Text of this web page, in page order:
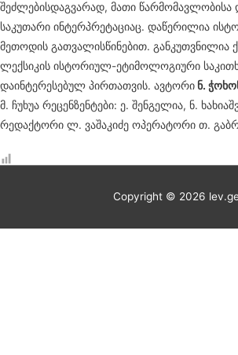
შეძლებისდაგვარად, მათი
საკუთარი ინტერპრეტაციაც. დაწერილია
მეთოდის გათვალისწინებით. განკუთვნილია
ლექსიკის ისტორიულ-ეტიმოლოგიური
დაინტერესებულ პირთათვის. ავტორი ნ.
მ. ჩუხუა რეცენზენტები: ე. შენგელია, ნ.
რედაქტორი ლ. ვაშაკიძე ოპერატორი თ.
Copyright © 2026